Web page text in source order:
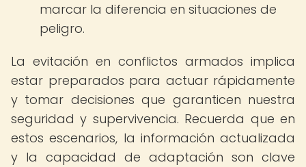
marcar la diferencia en situaciones de
peligro.
La evitación en conflictos armados implica
estar preparados para actuar rápidamente
y tomar decisiones que garanticen nuestra
seguridad y supervivencia. Recuerda que en
estos escenarios, la información actualizada
y la capacidad de adaptación son clave